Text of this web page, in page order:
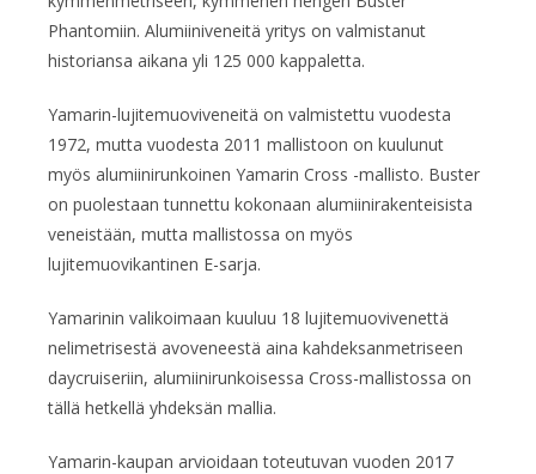
Phantomiin. Alumiiniveneitä yritys on valmistanut
historiansa aikana yli 125 000 kappaletta.
Yamarin-lujitemuoviveneitä on valmistettu vuodesta
1972, mutta vuodesta 2011 mallistoon on kuulunut
myös alumiinirunkoinen Yamarin Cross -mallisto. Buster
on puolestaan tunnettu kokonaan alumiinirakenteisista
veneistään, mutta mallistossa on myös
lujitemuovikantinen E-sarja.
Yamarinin valikoimaan kuuluu 18 lujitemuovivenettä
nelimetrisestä avoveneestä aina kahdeksanmetriseen
daycruiseriin, alumiinirunkoisessa Cross-mallistossa on
tällä hetkellä yhdeksän mallia.
Yamarin-kaupan arvioidaan toteutuvan vuoden 2017